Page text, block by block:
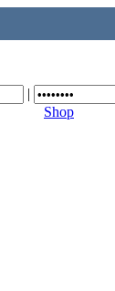
|
Shop